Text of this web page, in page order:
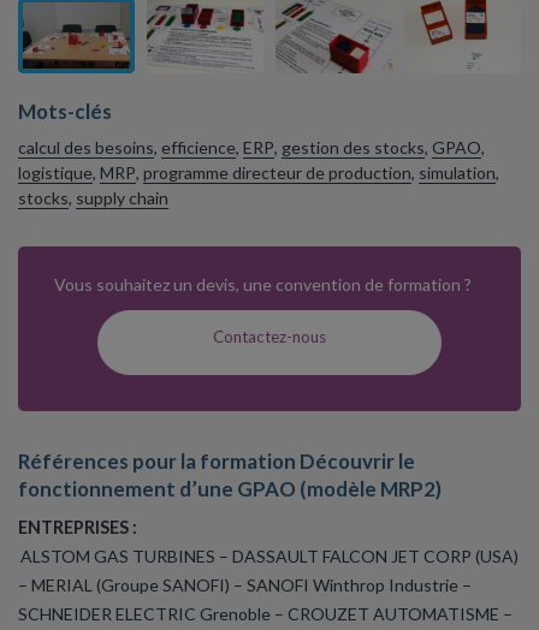
Mots-clés
calcul des besoins, efficience, ERP, gestion des stocks, GPAO,
logistique, MRP, programme directeur de production, simulation,
stocks, supply chain
Vous souhaitez un devis, une convention de formation ?
Contactez-nous
Références pour la formation Découvrir le
fonctionnement d’une GPAO (modèle MRP2)
ENTREPRISES :
ALSTOM GAS TURBINES – DASSAULT FALCON JET CORP (USA)
– MERIAL (Groupe SANOFI) – SANOFI Winthrop Industrie –
SCHNEIDER ELECTRIC Grenoble – CROUZET AUTOMATISME –